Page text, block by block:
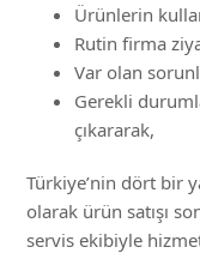
Ürünlerin
Rutin firma
Var olan
Gerekli
çıkararak,
Türkiye’nin dört bir
olarak ürün satışı
servis ekibiyle